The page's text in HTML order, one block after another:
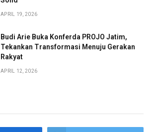
APRIL 19, 2026
Budi Arie Buka Konferda PROJO Jatim,
Tekankan Transformasi Menuju Gerakan
Rakyat
APRIL 12, 2026